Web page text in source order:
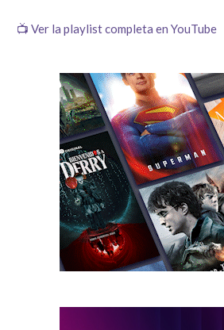
📺 Ver la playlist completa en YouTube